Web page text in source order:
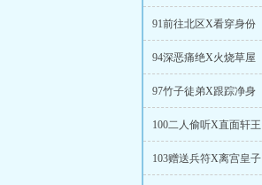
91前往北区X看穿身份
94深恶痛绝X火烧草屋
97竹子徒弟X跟踪净身
100二人偷听X直面轩王
103赠送兵符X离宫皇子